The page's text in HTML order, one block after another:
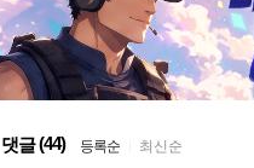
댓글(44) 등록순 최신순